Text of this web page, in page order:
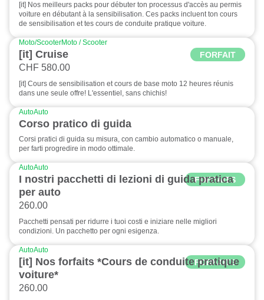
[it] Nos meilleurs packs pour débuter ton processus d'accès au permis
voiture en débutant à la sensibilisation. Ces packs incluent ton cours
de sensibilisation et tes cours de conduite pratique voiture.
FORFAIT
Moto/ScooterMoto / Scooter
[it] Cruise
CHF 580.00
[it] Cours de sensibilisation et cours de base moto 12 heures réunis
dans une seule offre! L'essentiel, sans chichis!
AutoAuto
Corso pratico di guida
Corsi pratici di guida su misura, con cambio automatico o manuale,
per farti progredire in modo ottimale.
FORFAITS
AutoAuto
I nostri pacchetti di lezioni di guida pratica
per auto
260.00
Pacchetti pensati per ridurre i tuoi costi e iniziare nelle migliori
condizioni. Un pacchetto per ogni esigenza.
FORFAITS
AutoAuto
[it] Nos forfaits *Cours de conduite pratique
voiture*
260.00